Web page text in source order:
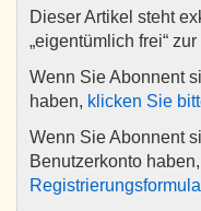
Dieser Artikel steht
„eigentümlich frei“
Wenn Sie Abonnent
haben, klicken Sie
Wenn Sie Abonnent
Benutzerkonto